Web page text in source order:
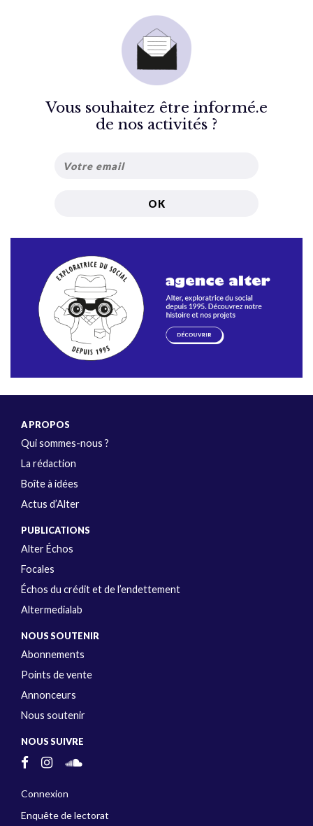
Vous souhaitez être informé.e
de nos activités ?
A PROPOS
Qui sommes-nous ?
La rédaction
Boîte à idées
Actus d’Alter
PUBLICATIONS
Alter Échos
Focales
Échos du crédit et de l’endettement
Altermedialab
NOUS SOUTENIR
Abonnements
Points de vente
Annonceurs
Nous soutenir
NOUS SUIVRE
Connexion
Enquête de lectorat